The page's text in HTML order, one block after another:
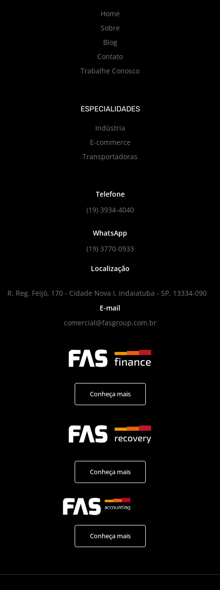
Home
Sobre
Blog
Contato
Trabalhe Conosco
ESPECIALIDADES
Indústria
E-commerce
Transportadoras
Telefone
(19) 3934-4040
WhatsApp
(19) 3770-0933
Localização
R. Reg. Feijó, 170 - Cidade Nova I, Indaiatuba - SP, 13334-090
E-mail
comercial@fasgroup.com.br
Conheça mais
Conheça mais
Conheça mais